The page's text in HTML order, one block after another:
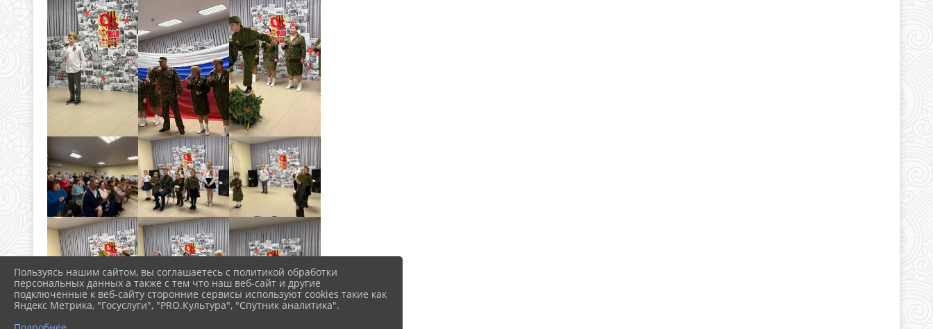
Пользуясь нашим сайтом, вы соглашаетесь с политикой обработки
персональных данных а также с тем что наш веб-сайт и другие
подключенные к веб-сайту сторонние сервисы используют cookies такие как
Яндекс Метрика, "Госуслуги", "PRO.Культура", "Спутник аналитика".